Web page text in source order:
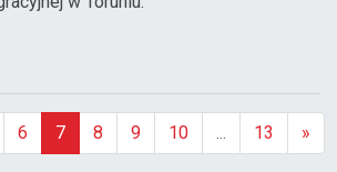
6
7
8 9 10 13 »